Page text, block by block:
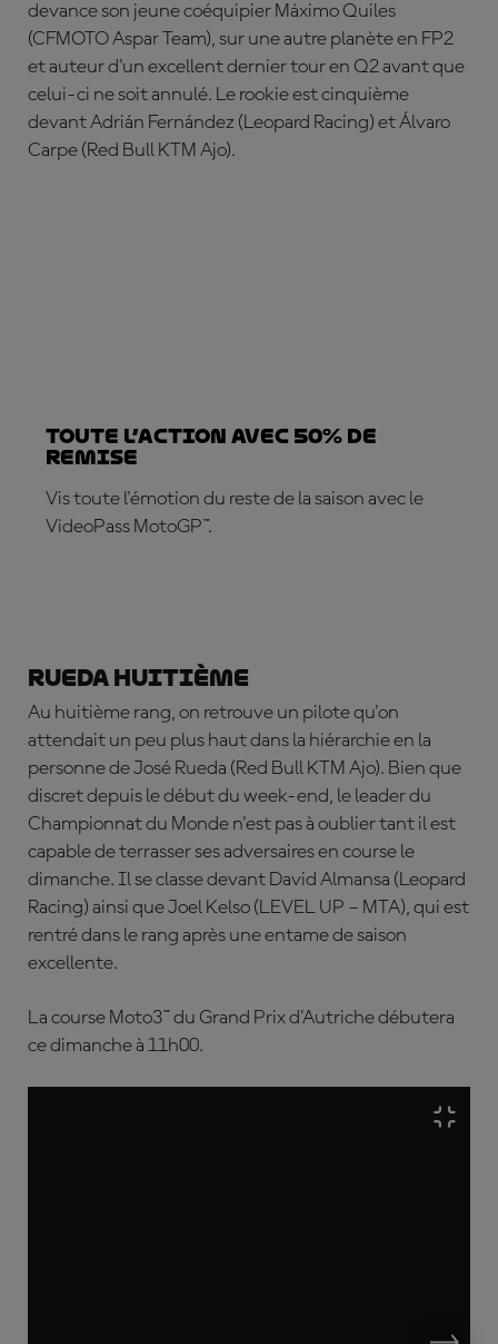
devance son jeune coéquipier Máximo Quiles
(CFMOTO Aspar Team), sur une autre planète en FP2
et auteur d'un excellent dernier tour en Q2 avant que
celui-ci ne soit annulé. Le rookie est cinquième
devantAdrián Fernández (Leopard Racing) etÁlvaro
Carpe (Red Bull KTM Ajo).
TOUTE L’ACTION AVEC 50% DE
REMISE
Vis toute l'émotion du reste de la saison avec le
VideoPass MotoGP™.
Rueda huitième
Au huitième rang, on retrouve un pilote qu'on
attendait un peu plus haut dans la hiérarchie en la
personne deJosé Rueda (Red Bull KTM Ajo). Bien que
discret depuis le début du week-end, le leader du
Championnat du Monde n'est pas à oublier tant il est
capable de terrasser ses adversaires en course le
dimanche. Il se classe devant David Almansa (Leopard
Racing) ainsi queJoel Kelso (LEVEL UP – MTA), qui est
rentré dans le rang après une entame de saison
excellente.
La course Moto3™ du Grand Prix d'Autriche débutera
ce dimanche à 11h00.